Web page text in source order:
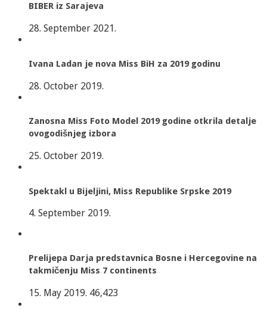
BIBER iz Sarajeva
28. September 2021.
Ivana Ladan je nova Miss BiH za 2019 godinu
28. October 2019.
Zanosna Miss Foto Model 2019 godine otkrila detalje
ovogodišnjeg izbora
25. October 2019.
Spektakl u Bijeljini, Miss Republike Srpske 2019
4. September 2019.
Prelijepa Darja predstavnica Bosne i Hercegovine na
takmičenju Miss 7 continents
15. May 2019. 46,423